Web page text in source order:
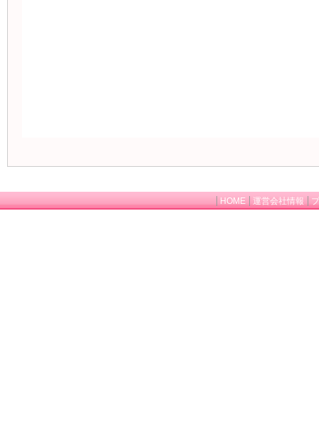
HOME 運営会社情報